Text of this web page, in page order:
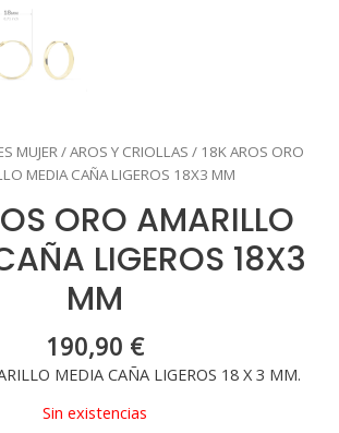
MUJER/AROS Y CRIOLLAS / 18K AROS ORO
MEDIA CAÑA LIGEROS 18X3 MM
ORO AMARILLO
LIGEROS 18X3
MM
190,90 €
MEDIA CAÑA LIGEROS 18 X 3 MM.
Sin existencias